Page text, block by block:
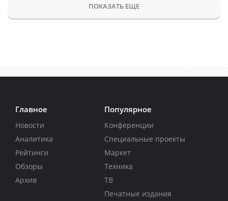
ПОКАЗАТЬ ЕЩЕ
Главное
Новости
Аналитика
Рейтинги
Обзоры
Архив
Популярное
Конференции
Специальные проекты
Маркет
Техника
ТВ
Печатные издания